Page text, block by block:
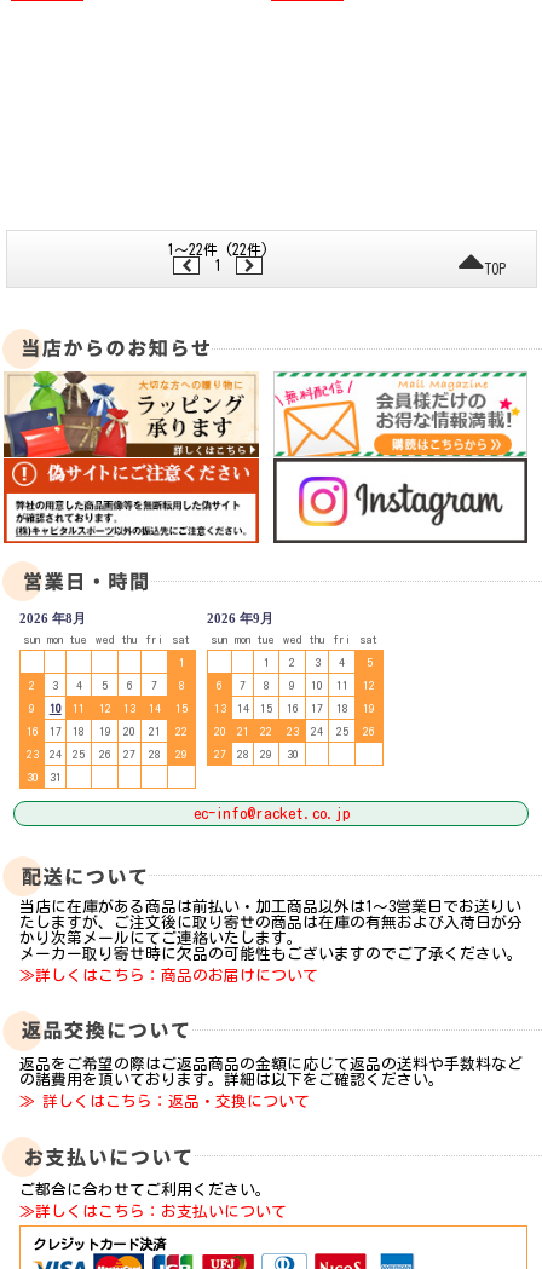
1～22件 (22件)
1
TOP
2026 年8月
sun mon tue wed thu fri
sat
1
2
3 4 5 6 7
8
9
10 11 12 13 14
15
16
17 18 19 20 21
22
23
24 25 26 27 28
29
30
31
2026 年9月
sun mon tue wed thu fri
sat
1
2 3 4
5
6
7 8 9 10 11
12
13
14 15 16 17 18
19
20
21 22 23 24 25
26
27
28 29 30
ec-info@racket.co.jp
当店に在庫がある商品は前払い・加工商品以外は1～3営業日でお送りい
たしますが、ご注文後に取り寄せの商品は在庫の有無および入荷日が分
かり次第メールにてご連絡いたします。
メーカー取り寄せ時に欠品の可能性もございますのでご了承ください。
≫詳しくはこちら：商品のお届けについて
返品をご希望の際はご返品商品の金額に応じて返品の送料や手数料など
の諸費用を頂いております。詳細は以下をご確認ください。
≫ 詳しくはこちら：返品・交換について
ご都合に合わせてご利用ください。
≫詳しくはこちら：お支払いについて
クレジットカード決済